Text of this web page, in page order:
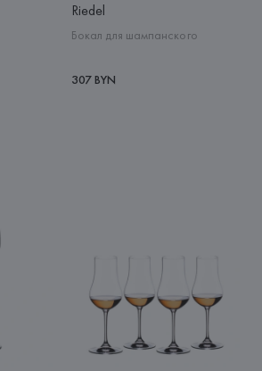
Riedel
Бокал для шампанского
307 BYN